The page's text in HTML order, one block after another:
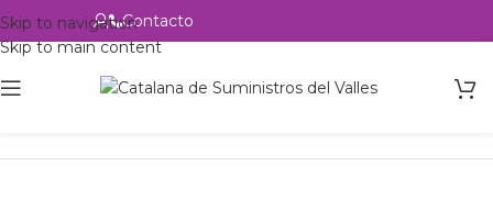
Skip to navigation
Skip to main content
Contacto